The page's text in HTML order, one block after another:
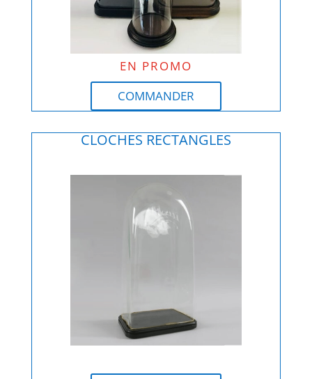
EN PROMO
COMMANDER
CLOCHES RECTANGLES